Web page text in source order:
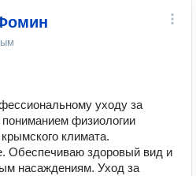
уходу за
физиологии
климата.
Обеспечиваю здоровый вид и
насаждениям. Уход за